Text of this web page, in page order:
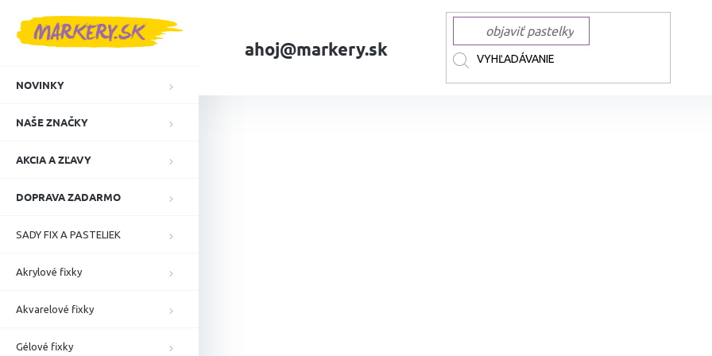
ahoj@markery.sk
NOVINKY
NAŠE ZNAČKY
AKCIA A ZĽAVY
DOPRAVA ZADARMO
SADY FIX A PASTELIEK
Akrylové fixky
Akvarelové fixky
Gélové fixky